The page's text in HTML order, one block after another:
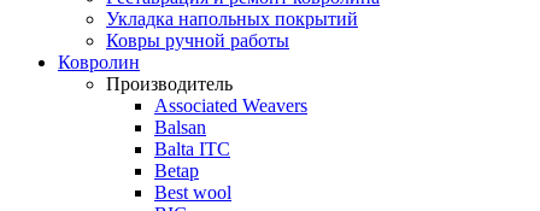
Укладка напольных покрытий
Ковры ручной работы
Ковролин
Производитель
Associated Weavers
Balsan
Balta ITC
Betap
Best wool